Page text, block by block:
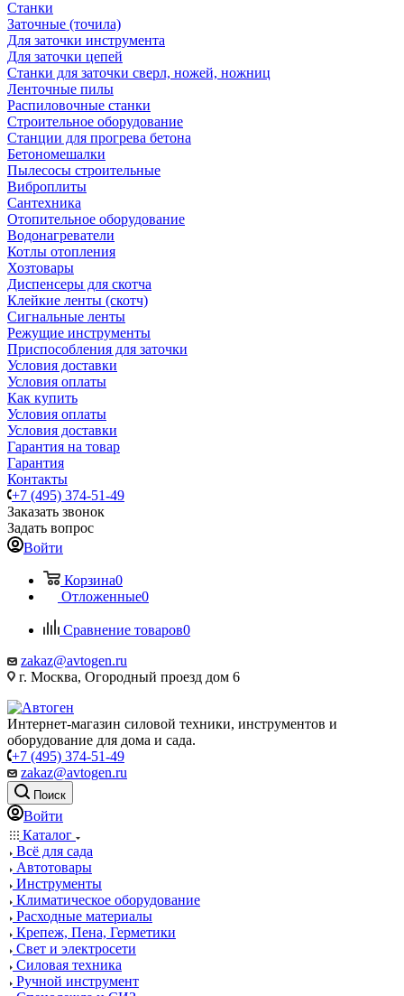
Станки
Заточные (точила)
Для заточки инструмента
Для заточки цепей
Станки для заточки сверл, ножей, ножниц
Ленточные пилы
Распиловочные станки
Строительное оборудование
Станции для прогрева бетона
Бетономешалки
Пылесосы строительные
Виброплиты
Сантехника
Отопительное оборудование
Водонагреватели
Котлы отопления
Хозтовары
Диспенсеры для скотча
Клейкие ленты (скотч)
Сигнальные ленты
Режущие инструменты
Приспособления для заточки
Условия доставки
Условия оплаты
Как купить
Условия оплаты
Условия доставки
Гарантия на товар
Гарантия
Контакты
+7 (495) 374-51-49
Заказать звонок
Задать вопрос
Войти
Корзина0
Отложенные0
Сравнение товаров0
zakaz@avtogen.ru
г. Москва, Огородный проезд дом 6
Интернет-магазин силовой техники, инструментов и
оборудование для дома и сада.
+7 (495) 374-51-49
zakaz@avtogen.ru
Поиск
Войти
Каталог
Всё для сада
Автотовары
Инструменты
Климатическое оборудование
Расходные материалы
Крепеж, Пена, Герметики
Свет и электросети
Силовая техника
Ручной инструмент